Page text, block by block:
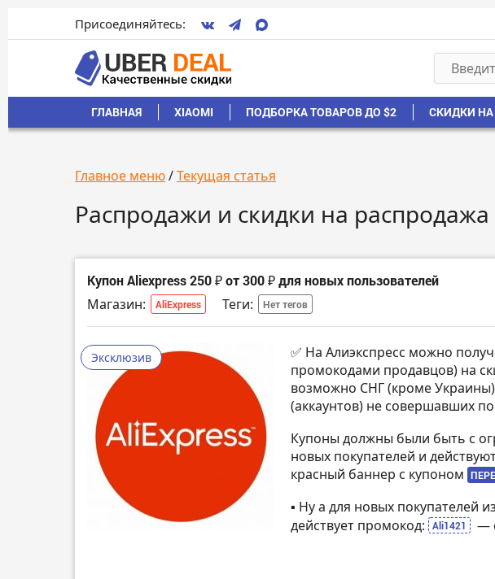
Присоединяйтесь:
ГЛАВНАЯ XIAOMI ПОДБОРКА ТОВАРОВ ДО $2 СКИДКИ НА
Главное меню/Текущая статья
Распродажи и скидки на распродажа
Купон Aliexpress 250 ₽ от 300 ₽ для новых пользователей
Магазин: AliExpress Теги: Нет тегов
Эксклюзив
✅ На Алиэкспресс можно
промокодами продавцов) на
возможно СНГ (кроме
(аккаунтов) не совершавших
Купоны должны были быть с
новых покупателей и
красный баннер с купоном
▪️ Ну а для новых покупателей
действует промокод:
Ali1421 —